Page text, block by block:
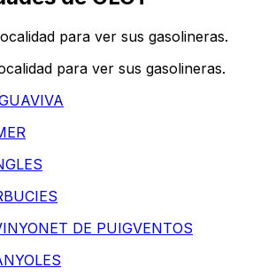
para ver sus gasolineras.
para ver sus gasolineras.
DE PUIGVENTOS